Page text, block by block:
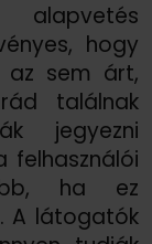
hogy
sem árt,
találnak
jegyezni
felhasználói
ha ez
A látogatók